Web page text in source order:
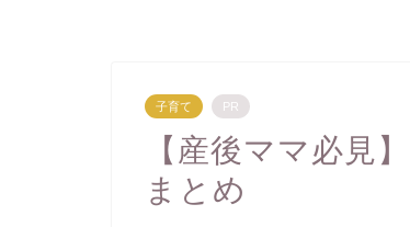
子育て PR
【産後ママ必見
まとめ